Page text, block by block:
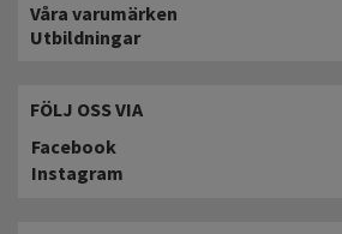
Våra varumärken
Utbildningar
FÖLJ OSS VIA
Facebook
Instagram